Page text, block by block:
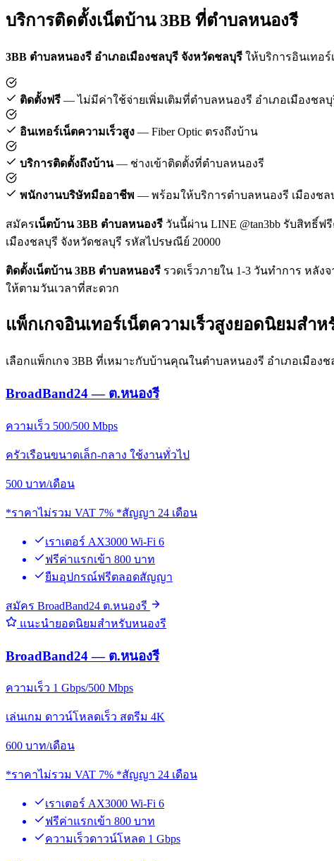
บริการติดตั้งเน็ตบ้าน 3BB ที่ตำบลหนองรี
3BB ตำบลหนองรี อำเภอเมืองชลบุรี จังหวัดชลบุรี ให้บริการอินเทอ
ติดตั้งฟรี — ไม่มีค่าใช้จ่ายเพิ่มเติมที่ตำบลหนองรี อำเภอเมืองชลบุ
อินเทอร์เน็ตความเร็วสูง — Fiber Optic ตรงถึงบ้าน
บริการติดตั้งถึงบ้าน— ช่างเข้าติดตั้งที่ตำบลหนองรี
พนักงานบริษัทมืออาชีพ — พร้อมให้บริการตำบลหนองรี เมืองชล
สมัครเน็ตบ้าน 3BB ตำบลหนองรี วันนี้ผ่าน LINE @tan3bb รับสิทธิ์
เมืองชลบุรี จังหวัดชลบุรี รหัสไปรษณีย์ 20000
ติดตั้งเน็ตบ้าน 3BB ตำบลหนองรี รวดเร็วภายใน 1-3 วันทำการ หลั
ให้ตามวันเวลาที่สะดวก
แพ็กเกจอินเทอร์เน็ตความเร็วสูงยอดนิยมสำห
เลือกแพ็กเกจ 3BB ที่เหมาะกับบ้านคุณในตำบลหนองรี อำเภอเมือง
BroadBand24 — ต.หนองรี
ความเร็ว 500/500 Mbps
ครัวเรือนขนาดเล็ก-กลาง ใช้งานทั่วไป
500 บาท/เดือน
*ราคาไม่รวม VAT 7% *สัญญา 24 เดือน
เราเตอร์ AX3000 Wi-Fi 6
ฟรีค่าแรกเข้า 800 บาท
ยืมอุปกรณ์ฟรีตลอดสัญญา
สมัคร BroadBand24 ต.หนองรี
แนะนำยอดนิยมสำหรับหนองรี
BroadBand24 — ต.หนองรี
ความเร็ว 1 Gbps/500 Mbps
เล่นเกม ดาวน์โหลดเร็ว สตรีม 4K
600 บาท/เดือน
*ราคาไม่รวม VAT 7% *สัญญา 24 เดือน
เราเตอร์ AX3000 Wi-Fi 6
ฟรีค่าแรกเข้า 800 บาท
ความเร็วดาวน์โหลด 1 Gbps